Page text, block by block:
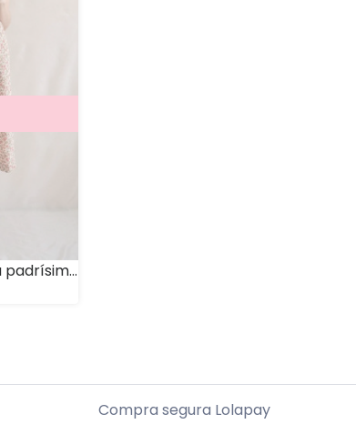
Inicio el drop con esta padrísima falda con botones al frente 🤎
Compra segura Lolapay